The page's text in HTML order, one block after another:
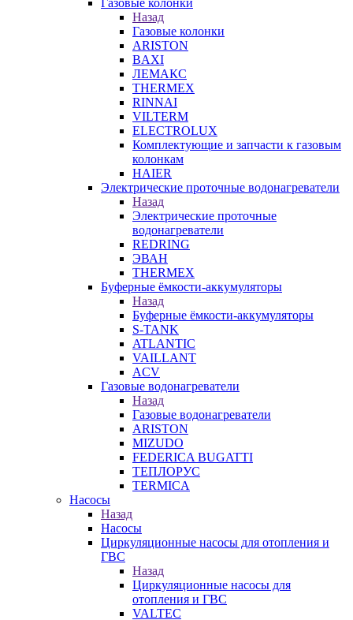
Газовые колонки
Назад
Газовые колонки
ARISTON
BAXI
ЛЕМАКС
THERMEX
RINNAI
VILTERM
ELECTROLUX
Комплектующие и запчасти к газовым
колонкам
HAIER
Электрические проточные водонагреватели
Назад
Электрические проточные
водонагреватели
REDRING
ЭВАН
THERMEX
Буферные ёмкости-аккумуляторы
Назад
Буферные ёмкости-аккумуляторы
S-TANK
ATLANTIC
VAILLANT
ACV
Газовые водонагреватели
Назад
Газовые водонагреватели
ARISTON
MIZUDO
FEDERICA BUGATTI
ТЕПЛОРУС
TERMICA
Насосы
Назад
Насосы
Циркуляционные насосы для отопления и
ГВС
Назад
Циркуляционные насосы для
отопления и ГВС
VALTEC